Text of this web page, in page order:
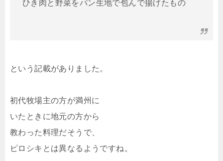
ひき肉と野菜をパン生地で包んで揚げたもの
という記載がありました。
初代牧場主の方が満州に
いたときに地元の方から
教わった料理だそうで、
ピロシキとは異なるようですね。